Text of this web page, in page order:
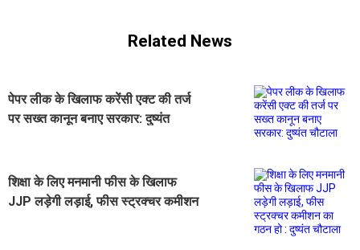
Related News
पेपर लीक के खिलाफ करेंसी एक्ट की तर्ज
पर सख्त कानून बनाए सरकार: दुष्यंत
शिक्षा के लिए मनमानी फीस के खिलाफ
JJP लड़ेगी लड़ाई, फीस स्ट्रक्चर कमीशन